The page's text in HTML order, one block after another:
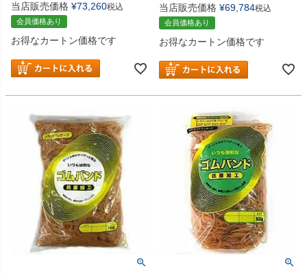
当店販売価格 ¥73,260税込
会員価格あり
お得なカートン価格です
当店販売価格 ¥69,784税込
会員価格あり
お得なカートン価格です